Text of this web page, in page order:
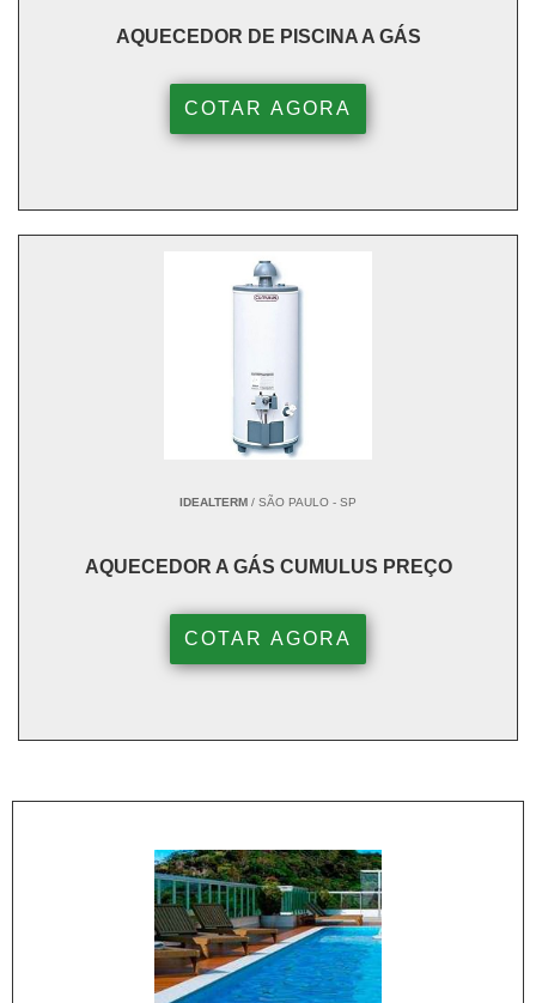
AQUECEDOR DE PISCINA A GÁS
COTAR AGORA
IDEALTERM / SÃO PAULO - SP
AQUECEDOR A GÁS CUMULUS PREÇO
COTAR AGORA